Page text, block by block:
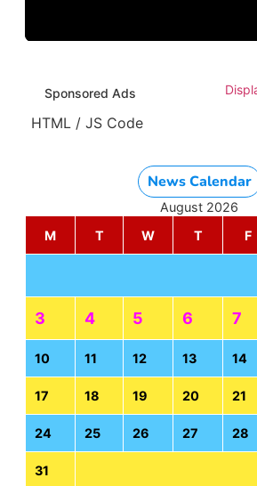
Sponsored Ads
HTML / JS Code
News Calendar
August 2026
M
T W T F
3 4 5 6 7
10 11 12 13 14
17 18 19 20 21
24 25 26 27 28
31